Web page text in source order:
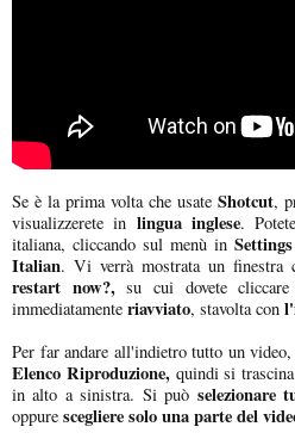
Se è la prima volta che usate Shotcut,
visualizzerete in lingua inglese.
italiana, cliccando sul menù inSettings
Italian. Vi verrà mostrata un finestra
restart now?, su cui dovete
immediatamente riavviato, stavolta con
Per far andare all'indietro tutto un
Elenco Riproduzione, quindi si
in alto a sinistra. Si può selezionare
oppure scegliere solo una parte del